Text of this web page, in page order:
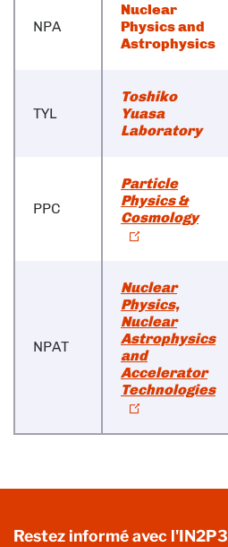
NPA
Nuclear
Physics and
Astrophysics
TYL
Toshiko
Yuasa
Laboratory
PPC
Particle
Physics &
Cosmology
NPAT
Nuclear
Physics,
Nuclear
Astrophysics
and
Accelerator
Technologies
Restez informé avec l'IN2P3